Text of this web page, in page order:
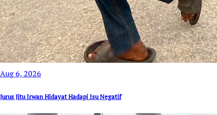
Aug 6, 2026
Jurus Jitu Irwan Hidayat Hadapi Isu Negatif